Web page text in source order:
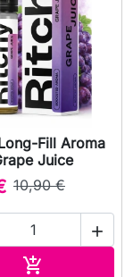
Fill Aroma
Juice
10,90 €

